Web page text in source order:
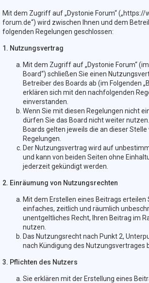
Mit dem Zugriff auf „Dystonie Forum“ („https://
forum.de“) wird zwischen Ihnen und dem
folgenden Regelungen geschlossen:
1. Nutzungsvertrag
Mit dem Zugriff auf „Dystonie Forum“
Board“) schließen Sie einen
Betreiber des Boards ab (im Folgenden
erklären sich mit den nachfolgenden
einverstanden.
Wenn Sie mit diesen Regelungen nicht
dürfen Sie das Board nicht weiter
Boards gelten jeweils die an dieser
Regelungen.
Der Nutzungsvertrag wird auf
und kann von beiden Seiten ohne
jederzeit gekündigt werden.
2. Einräumung von Nutzungsrechten
Mit dem Erstellen eines Beitrags erteilen
einfaches, zeitlich und räumlich
unentgeltliches Recht, Ihren Beitrag im
nutzen.
Das Nutzungsrecht nach Punkt 2,
nach Kündigung des Nutzungsvertrages
3. Pflichten des Nutzers
Sie erklären mit der Erstellung eines